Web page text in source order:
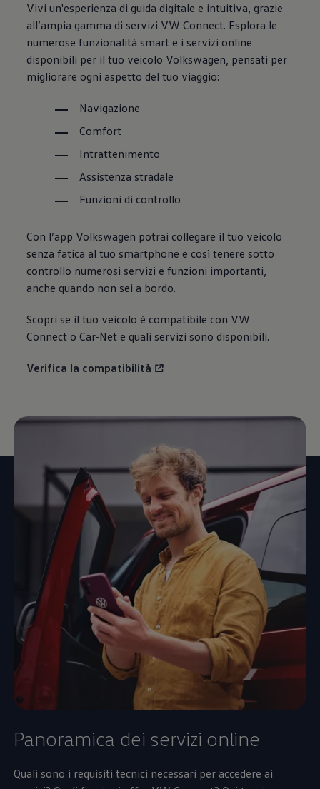
Vivi un'esperienza di guida digitale e intuitiva, grazie
all’ampia gamma di servizi VW Connect. Esplora le
numerose funzionalità smart e i servizi online
disponibili per il tuo veicolo Volkswagen, pensati per
migliorare ogni aspetto del tuo viaggio:
Navigazione
Comfort
Intrattenimento
Assistenza stradale
Funzioni di controllo
Con l’app Volkswagen potrai collegare il tuo veicolo
senza fatica al tuo smartphone e così tenere sotto
controllo numerosi servizi e funzioni importanti,
anche quando non sei a bordo.
Scopri se il tuo veicolo è compatibile con VW
Connect o Car-Net e quali servizi sono disponibili.
Verifica la compatibilità
Panoramica dei servizi online
Quali sono i requisiti tecnici necessari per accedere ai